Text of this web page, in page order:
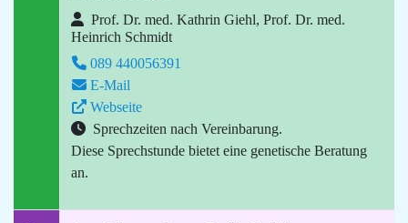
Prof. Dr. med. Kathrin Giehl, Prof. Dr. med.
Heinrich Schmidt
089 440056391
E-Mail
Webseite
Sprechzeiten nach Vereinbarung.
Diese Sprechstunde bietet eine genetische Beratung
an.